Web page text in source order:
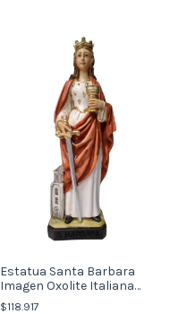
Estatua Santa Barbara
Imagen Oxolite Italiana
20cm
$118.917